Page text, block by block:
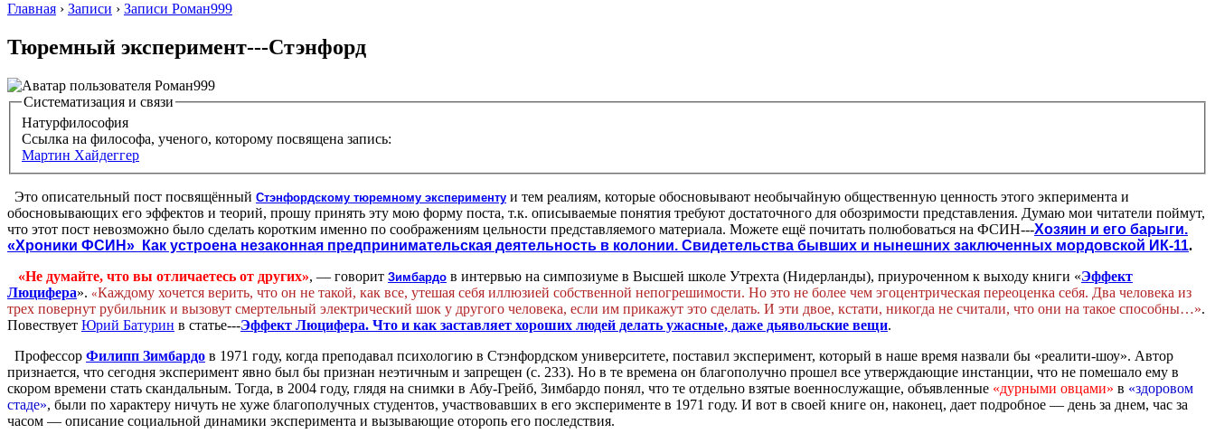
Главная › Записи › Записи Роман999
Тюремный эксперимент---Стэнфорд
Систематизация и связи
Натурфилософия
Ссылка на философа, ученого, которому посвящена запись:
Мартин Хайдеггер
Это описательный пост посвящённый Стэнфордскому тюремному эксперименту и тем реалиям, которые обосновывают необычайную общественную ценность этого экперимента и
обосновывающих его эффектов и теорий, прошу принять эту мою форму поста, т.к. описываемые понятия требуют достаточного для обозримости представления. Думаю мои читатели поймут,
что этот пост невозможно было сделать коротким именно по соображениям цельности представляемого материала. Можете ещё почитать полюбоваться на ФСИН---Хозяин и его барыги.
«Хроники ФСИН»
Как устроена незаконная предпринимательская деятельность в колонии. Свидетельства бывших и нынешних заключенных мордовской ИК-11.
«Не думайте, что вы отличаетесь от других», — говорит Зимбардо в интервью на симпозиуме в Высшей школе Утрехта (Нидерланды), приуроченном к выходу книги «Эффект
Люцифера». «Каждому хочется верить, что он не такой, как все, утешая себя иллюзией собственной непогрешимости. Но это не более чем эгоцентрическая переоценка себя. Два человека из
трех повернут рубильник и вызовут смертельный электрический шок у другого человека, если им прикажут это сделать. И эти двое, кстати, никогда не считали, что они на такое способны…».
Повествует Юрий Батурин в статье---Эффект Люцифера. Что и как заставляет хороших людей делать ужасные, даже дьявольские вещи.
Профессор Филипп Зимбардо в 1971 году, когда преподавал психологию в Стэнфордском университете, поставил эксперимент, который в наше время назвали бы «реалити-шоу». Автор
признается, что сегодня эксперимент явно был бы признан неэтичным и запрещен (с. 233). Но в те времена он благополучно прошел все утверждающие инстанции, что не помешало ему в
скором времени стать скандальным. Тогда, в 2004 году, глядя на снимки в Абу-Грейб, Зимбардо понял, что те отдельно взятые военнослужащие, объявленные «дурными овцами» в «здоровом
стаде», были по характеру ничуть не хуже благополучных студентов, участвовавших в его эксперименте в 1971 году. И вот в своей книге он, наконец, дает подробное — день за днем, час за
часом — описание социальной динамики эксперимента и вызывающие оторопь его последствия.